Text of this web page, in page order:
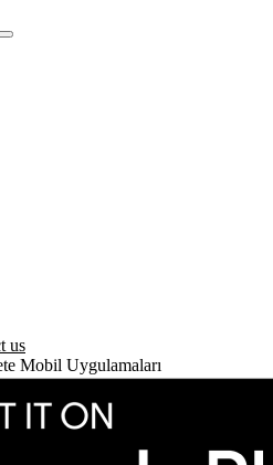
us
Mobil Uygulamaları